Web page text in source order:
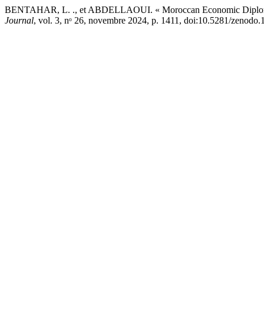
BENTAHAR, L. ., et ABDELLAOUI. « Moroccan Economic
Journal, vol. 3, nᵒ 26, novembre 2024, p. 1411, doi:10.5281/